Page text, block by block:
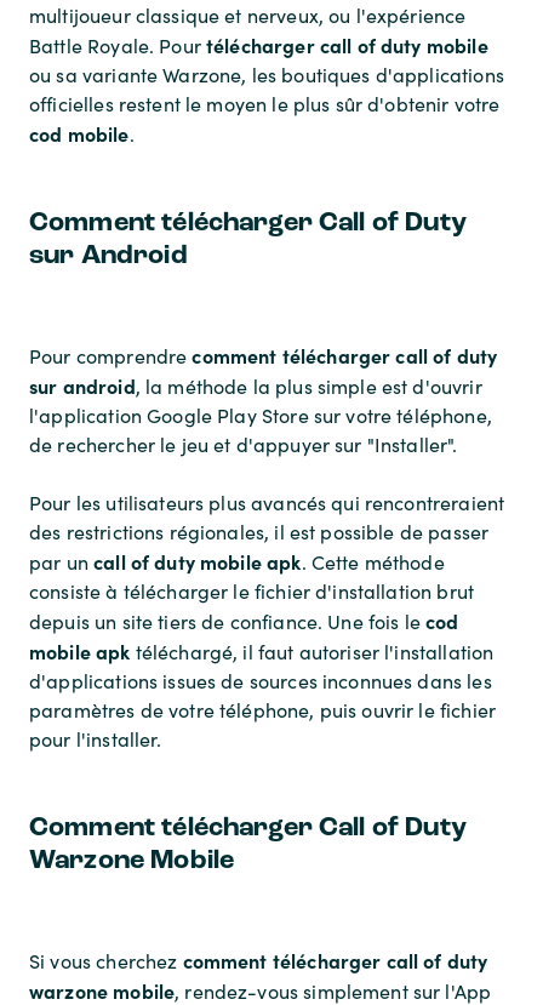
multijoueur classique et nerveux, ou l'expérience
Battle Royale. Pourtélécharger call of duty mobile
ou sa variante Warzone, les boutiques d'applications
officielles restent le moyen le plus sûr d'obtenir votre
cod mobile.
Comment télécharger Call of Duty
sur Android
Pour comprendrecomment télécharger call of duty
sur android, la méthode la plus simple est d'ouvrir
l'application Google Play Store sur votre téléphone,
de rechercher le jeu et d'appuyer sur "Installer".
Pour les utilisateurs plus avancés qui rencontreraient
des restrictions régionales, il est possible de passer
par uncall of duty mobile apk. Cette méthode
consiste à télécharger le fichier d'installation brut
depuis un site tiers de confiance. Une fois lecod
mobile apk téléchargé, il faut autoriser l'installation
d'applications issues de sources inconnues dans les
paramètres de votre téléphone, puis ouvrir le fichier
pour l'installer.
Comment télécharger Call of Duty
Warzone Mobile
Si vous cherchez comment télécharger call of duty
warzone mobile, rendez-vous simplement sur l'App